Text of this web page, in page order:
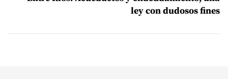
ley con dudosos fines